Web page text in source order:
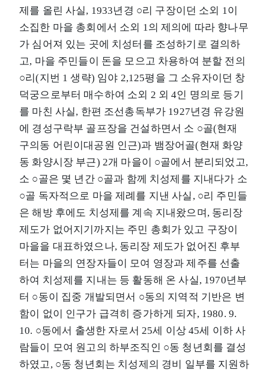
제를 올린 사실, 1933년경 ○리 구장이던 소외 1이
소집한 마을 총회에서 소외 1의 제의에 따라 향나무
가 심어져 있는 곳에 치성터를 조성하기로 결의하
고, 마을 주민들이 돈을 모으고 차용하여 분할 전의
○리(지번 1 생략) 임야 2,125평을 그 소유자이던 창
덕궁으로부터 매수하여 소외 2 외 4인 명의로 등기
를 마친 사실, 한편 조선총독부가 1927년경 유강원
에 경성구락부 골프장을 건설하면서 소 ○골(현재
구의동 어린이대공원 인근)과 뱀장어골(현재 화양
동 화양시장 부근) 2개 마을이 ○골에서 분리되었고,
소 ○골은 몇 년간 ○골과 함께 치성제를 지내다가 소
○골 독자적으로 마을 제례를 지낸 사실, ○리 주민들
은 해방 후에도 치성제를 계속 지내왔으며, 동리장
제도가 없어지기까지는 주민 총회가 있고 구장이
마을을 대표하였으나, 동리장 제도가 없어진 후부
터는 마을의 연장자들이 모여 영장과 제주를 선출
하여 치성제를 지내는 등 활동해 온 사실, 1970년부
터 ○동이 집중 개발되면서 ○동의 지역적 기반은 변
함이 없이 인구가 급격히 증가하게 되자, 1980. 9.
10. ○동에서 출생한 자로서 25세 이상 45세 이하 사
람들이 모여 원고의 하부조직인 ○동 청년회를 결성
하였고, ○동 청년회는 치성제의 경비 일부를 지원하